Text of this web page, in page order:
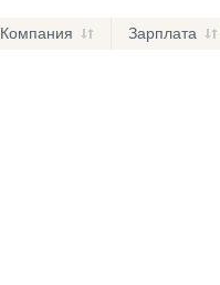
Компания Зарплата